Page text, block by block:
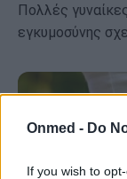
Onmed - Do
If you wish to
Πολλές
εγκυμοσύνης